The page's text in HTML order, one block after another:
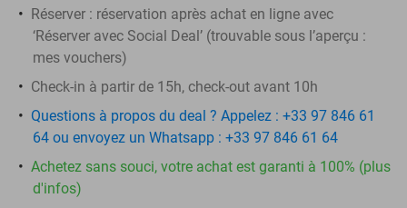
Réserver : réservation après achat en ligne avec
‘Réserver avec Social Deal’ (trouvable sous l’aperçu :
mes vouchers)
Check-in à partir de 15h, check-out avant 10h
Questions à propos du deal ? Appelez : +33 97 846 61
64 ou envoyez un Whatsapp : +33 97 846 61 64
Achetez sans souci, votre achat est garanti à 100% (plus
d'infos)